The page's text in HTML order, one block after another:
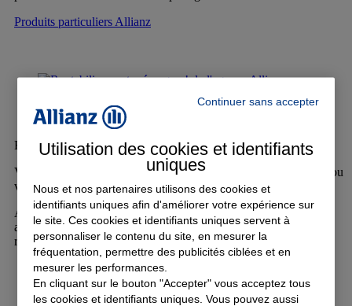
Produits particuliers Allianz
Rentabilisez votre épargne !
Vous nous faites confiance pour assurer vos biens, votre famille ou
votre activité.
Allianz, ce sont aussi des placements financiers et des solutions
adaptées à vos capacités et vos attentes pour offrir une meilleure
rentabilité à votre épa...Contacter un conseiller
Continuer sans accepter
Utilisation des cookies et identifiants
uniques
Nous et nos partenaires utilisons des cookies et
identifiants uniques afin d'améliorer votre expérience sur
le site. Ces cookies et identifiants uniques servent à
personnaliser le contenu du site, en mesurer la
fréquentation, permettre des publicités ciblées et en
mesurer les performances.
En cliquant sur le bouton "Accepter" vous acceptez tous
les cookies et identifiants uniques. Vous pouvez aussi